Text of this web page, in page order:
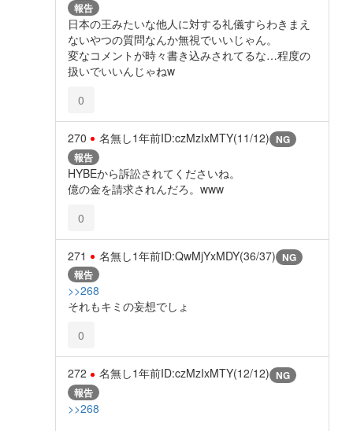
報告
日本の王みたいな他人に対する礼儀すらわきまえ
ないやつの質問なんか無視でいいじゃん。
変なコメントが時々書き込みされてるな…程度の
扱いでいいんじゃねw
0
270 名無し1年前ID:czMzIxMTY(11/12) NG
報告
HYBEから訴訟されてくださいね。
億の金を請求されんだろ。www
0
271 名無し1年前ID:QwMjYxMDY(36/37) NG
報告
>>268
それもキミの妄想でしょ
0
272 名無し1年前ID:czMzIxMTY(12/12) NG
報告
>>268